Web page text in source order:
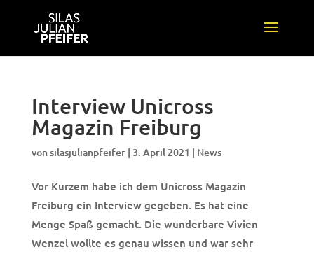
Interview Unicross
Magazin Freiburg
vonsilasjulianpfeifer| 3. April 2021 | News
Vor Kurzem habe ich dem Unicross Magazin
Freiburg ein Interview gegeben. Es hat eine
Menge Spaß gemacht. Die wunderbare Vivien
Wenzel wollte es genau wissen und war sehr